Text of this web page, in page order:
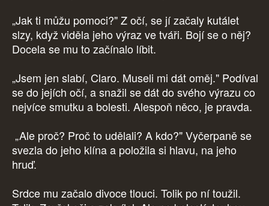
„Jak ti můžu pomoci?" Z očí, se jí začaly kutálet
slzy, když viděla jeho výraz ve tváři. Bojí se o něj?
Docela se mu to začínalo líbit.
„Jsem jen slabí, Claro. Museli mi dát oměj." Podíval
se do jejích očí, a snažil se dát do svého výrazu co
nejvíce smutku a bolesti. Alespoň něco, je pravda.
„Ale proč? Proč to udělali? A kdo?" Vyčerpaně se
svezla do jeho klína a položila si hlavu, na jeho
hruď.
Srdce mu začalo divoce tlouci. Tolik po ní toužil.